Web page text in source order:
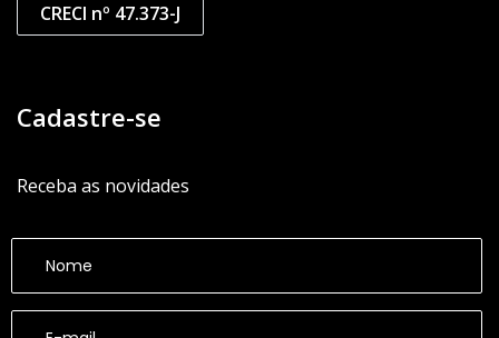
CRECI nº 47.373-J
Cadastre-se
Receba as novidades